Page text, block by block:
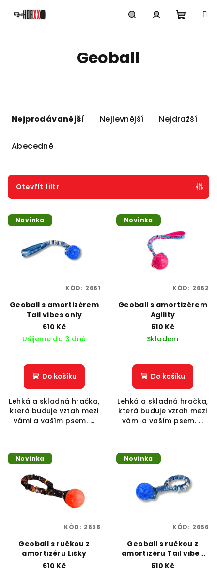
Geoball
r
o
d
Nejprodávanější Nejlevnější Nejdražší
Abecedně
Otevřít filtr
V
ý
o
Novinka
Geoball s amortizérem
Tail vibes only
610 Kč
Ušijeme do 3 dnů
Do košíku
Lehká a skladná hračka,
která buduje vztah mezi
vámi a vaším psem. ...
KÓD: 2661
Novinka
Geoball s amortizérem
Agility
610 Kč
Skladem
Do košíku
Lehká a skladná hračka,
která buduje vztah mezi
vámi a vaším psem. ...
KÓD: 2662
Novinka
Geoball s ručkou z
amortizéru Lišky
610 Kč
KÓD: 2658
Novinka
Geoball s ručkou z
amortizéru Tail vibes
only
610 Kč
KÓD: 2656